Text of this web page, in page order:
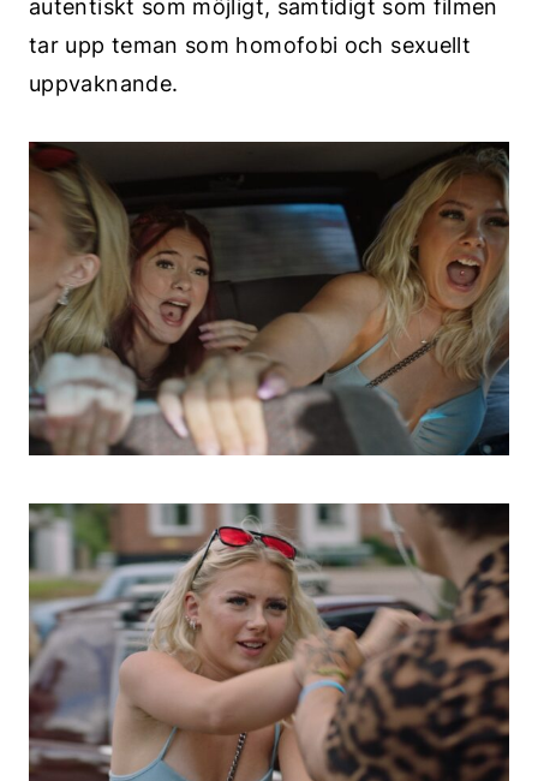
autentiskt som möjligt, samtidigt som filmen
tar upp teman som homofobi och sexuellt
uppvaknande.